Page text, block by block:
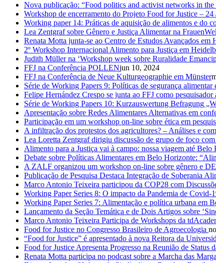
Nova publicação: “Food politics and activist networks in
Workshop de encerramento do Projeto Food for Justice –
Working paper 14: Práticas de aquisição de alimentos e do
Lea Zentgraf sobre Gênero e Justiça Alimentar na
Renata Motta junta-se ao Centro de Estudos Avançados
2º Workshop Internacional Alimento para Justiça em
Judith Müller na ‘Workshop week sobre Ruralidade
FFJ na Conferência POLLENjun 10, 2024
FFJ na Conferência de Neue Kulturgeographie em Münster
Série de Working Papers 9: Políticas de segurança
Felipe Hernández Crespo se junta ao FFJ como pesquisador
Série de Working Papers 10: Kurzauswertung Befragung
Apresentação sobre Redes Alimentares Alternativas em
Participação em um workshop on-line sobre ética em
A infiltração dos protestos dos agricultores? – Análises e
Lea Loretta Zentgraf dirigiu discussão de grupo de foco
Alimento para a Justiça vai à campo: nossa viagem até
Debate sobre Políticas Alimentares em Belo Horizonte:
A ZALF organizou um workshop on-line sobre gênero e
Publicação de Pesquisa Destaca Integração de Soberania
Marco Antonio Teixeira participou da COP28 com
Working Paper Series 8: O impacto da Pandemia de
Working Paper Series 7: Alimentação e política urbana em
Lançamento da Seção Temática e de Dois Artigos sobre
Marco Antonio Teixeira Participa de Workshops da
Food for Justice no Congresso Brasileiro de Agroecologia
“Food for Justice” é apresentado à nova Reitora da
Food for Justice Apresenta Progresso na Reunião de Status
Renata Motta participa no podcast sobre a Marcha das